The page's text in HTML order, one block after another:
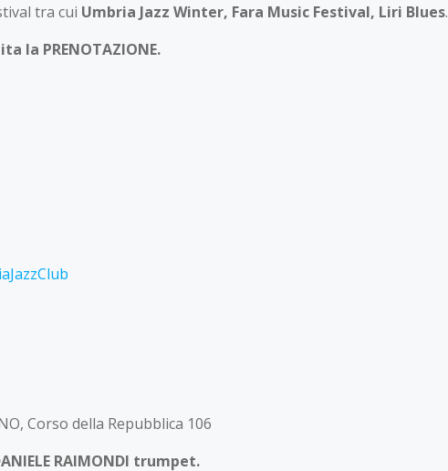
tra cui Umbria Jazz Winter, Fara Music Festival, Liri Blues.
la PRENOTAZIONE.
(FR)
Corso della Repubblica 106
RAIMONDI trumpet.